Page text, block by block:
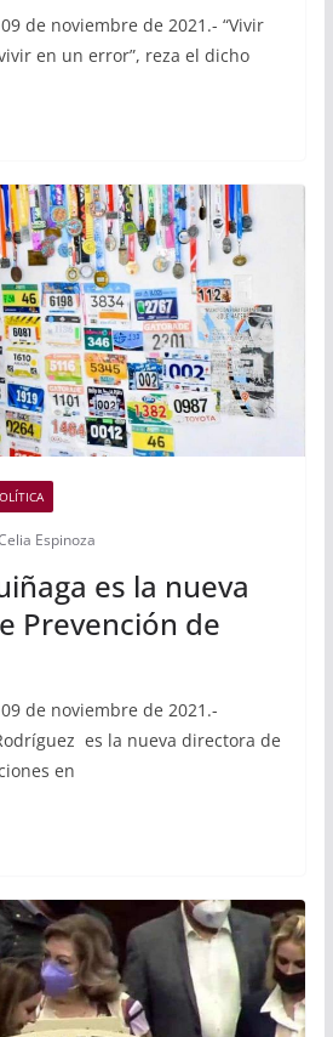
de noviembre de 2021.- “Vivir
en un error”, reza el dicho
Espinoza
es la nueva
Prevención de
de noviembre de 2021.-
es la nueva directora de
en